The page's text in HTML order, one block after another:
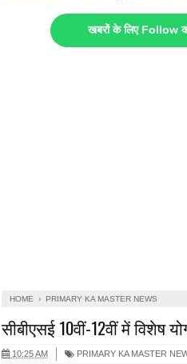
खबरों के लिए
HOME › PRIMARY KA MASTER NEWS
सीबीएसई 10वीं-12वीं में विशेष
10:25 AM PRIMARY KA MASTER